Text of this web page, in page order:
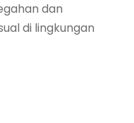
dan
di lingkungan